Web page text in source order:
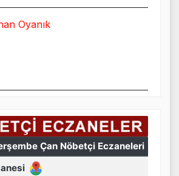
Oyanık